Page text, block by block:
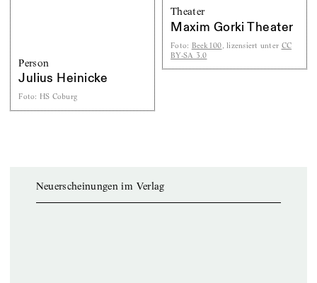
Person
Julius Heinicke
Foto: HS Coburg
Theater
Maxim Gorki Theater
Foto: Beek100, lizensiert unter CC
BY-SA 3.0
Neuerscheinungen im Verlag